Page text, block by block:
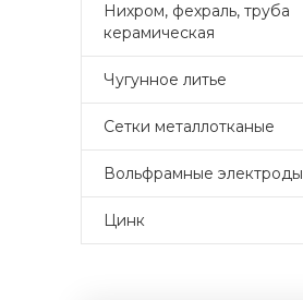
Нихром, фехраль, труба
керамическая
Чугунное литье
Сетки металлотканые
Вольфрамные электроды
Цинк